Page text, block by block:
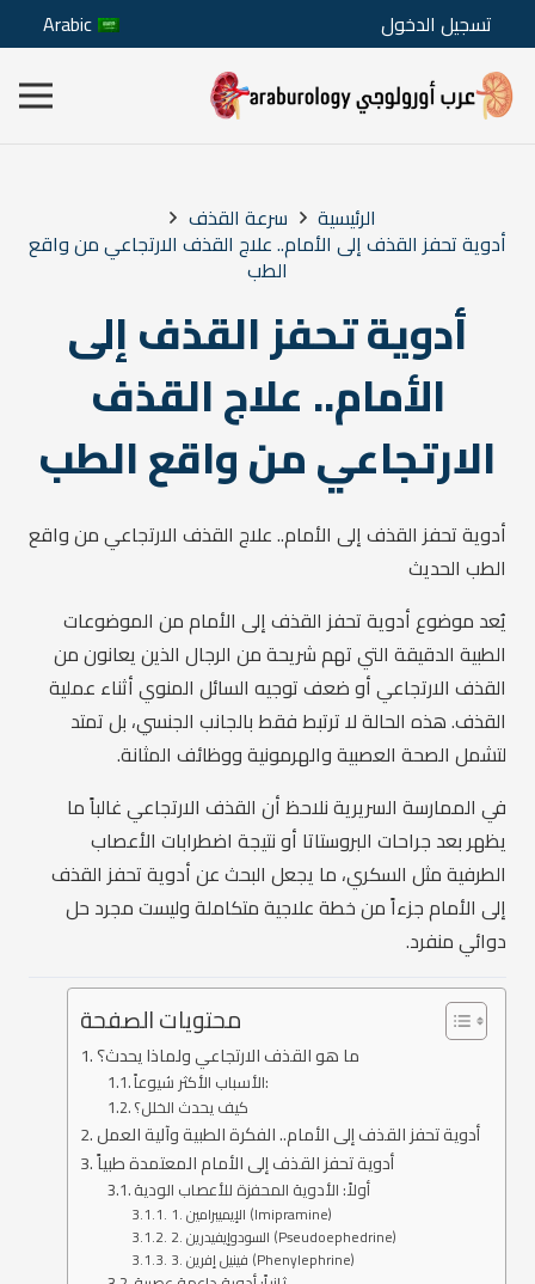
تسجيل الدخول Arabic
الرئيسية سرعة القذف
أدوية تحفز القذف إلى الأمام.. علاج القذف الارتجاعي من واقع
الطب
أدوية تحفز القذف إلى
الأمام.. علاج القذف
الارتجاعي من واقع الطب
أدوية تحفز القذف إلى الأمام.. علاج القذف الارتجاعي من واقع
الطب الحديث
يُعد موضوع أدوية تحفز القذف إلى الأمام من الموضوعات
الطبية الدقيقة التي تهم شريحة من الرجال الذين يعانون من
القذف الارتجاعي أو ضعف توجيه السائل المنوي أثناء عملية
القذف. هذه الحالة لا ترتبط فقط بالجانب الجنسي، بل تمتد
لتشمل الصحة العصبية والهرمونية ووظائف المثانة.
في الممارسة السريرية نلاحظ أن القذف الارتجاعي غالباً ما
يظهر بعد جراحات البروستاتا أو نتيجة اضطرابات الأعصاب
الطرفية مثل السكري، ما يجعل البحث عن أدوية تحفز القذف
إلى الأمام جزءاً من خطة علاجية متكاملة وليست مجرد حل
دوائي منفرد.
محتويات الصفحة
ما هو القذف الارتجاعي ولماذا يحدث؟
الأسباب الأكثر شيوعاً:
كيف يحدث الخلل؟
أدوية تحفز القذف إلى الأمام.. الفكرة الطبية وآلية العمل
أدوية تحفز القذف إلى الأمام المعتمدة طبياً
أولاً: الأدوية المحفزة للأعصاب الودية
1. الإيميبرامين (Imipramine)
2. السودوإيفيدرين (Pseudoephedrine)
3. فينيل إفرين (Phenylephrine)